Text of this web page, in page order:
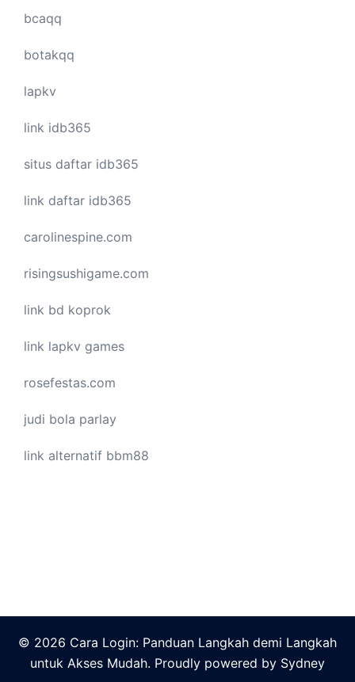
bcaqq
botakqq
lapkv
link idb365
situs daftar idb365
link daftar idb365
carolinespine.com
risingsushigame.com
link bd koprok
link lapkv games
rosefestas.com
judi bola parlay
link alternatif bbm88
© 2026 Cara Login: Panduan Langkah demi Langkah
untuk Akses Mudah. Proudly powered by Sydney